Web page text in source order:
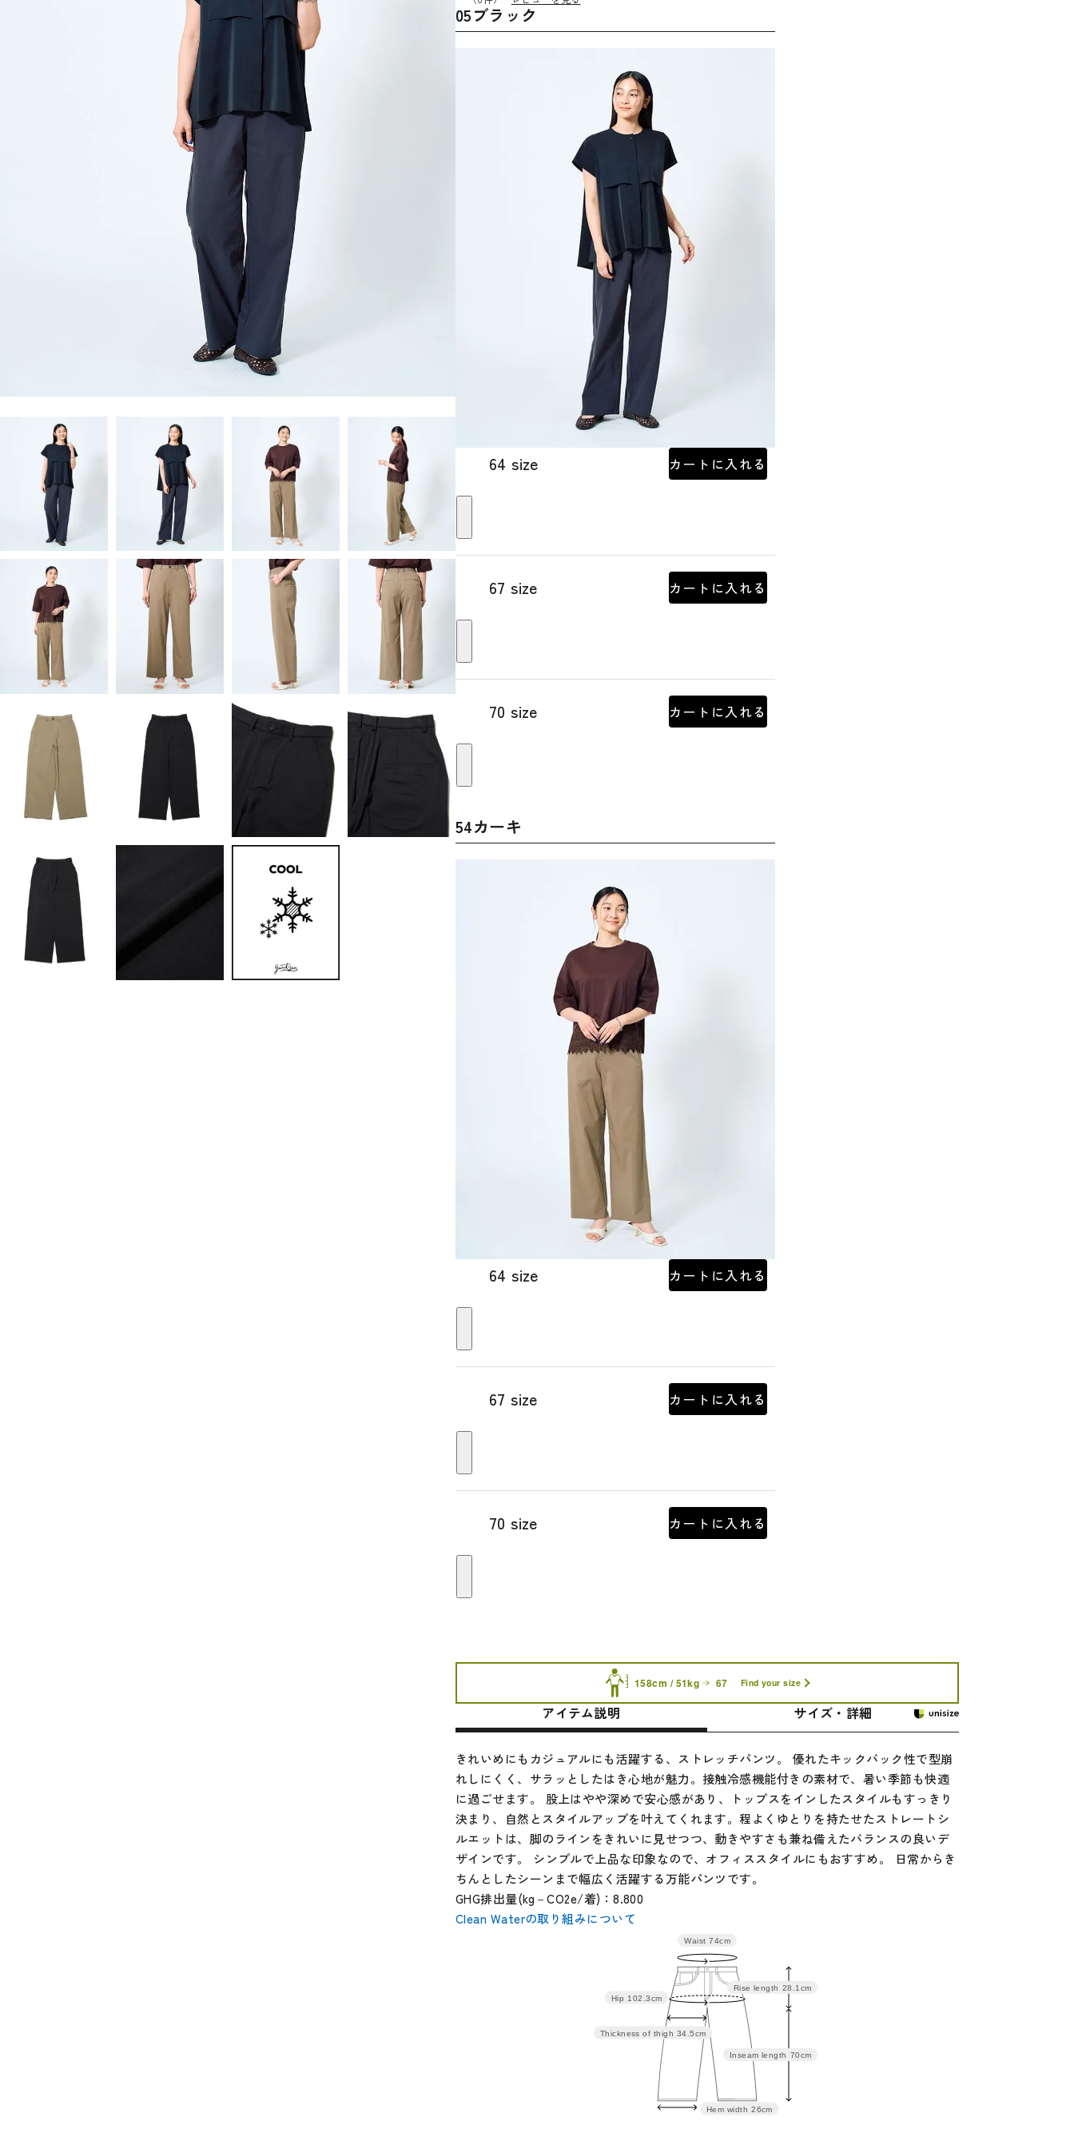
05ブラック
64 size カートに入れる
67 size カートに入れる
70 size カートに入れる
54カーキ
64 size カートに入れる
67 size カートに入れる
70 size カートに入れる
158cm / 51kg 67 Find your size
アイテム説明 サイズ・詳細
きれいめにもカジュアルにも活躍する、ストレッチパンツ。 優れたキックバック性で型崩
れしにくく、サラッとしたはき心地が魅力。接触冷感機能付きの素材で、暑い季節も快適
に過ごせます。 股上はやや深めで安心感があり、トップスをインしたスタイルもすっきり
決まり、自然とスタイルアップを叶えてくれます。程よくゆとりを持たせたストレートシ
ルエットは、脚のラインをきれいに見せつつ、動きやすさも兼ね備えたバランスの良いデ
ザインです。 シンプルで上品な印象なので、オフィススタイルにもおすすめ。 日常からき
ちんとしたシーンまで幅広く活躍する万能パンツです。
GHG排出量(kg－CO2e/着)：8.800
Clean Waterの取り組みについて
わたり
98.3 33.2
34.5
35.8 27
Inseam length 70cm
Rise length 28.1cm
Hem width 26cm
Thickness of thigh 34.5cm
Hip 102.3cm
Waist 74cm